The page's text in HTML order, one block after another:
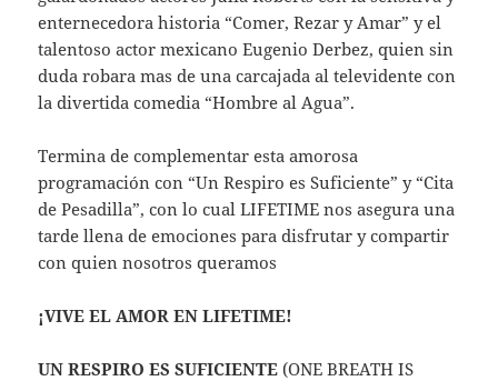
enternecedora historia “Comer, Rezar y Amar” y el
talentoso actor mexicano Eugenio Derbez, quien sin
duda robara mas de una carcajada al televidente con
la divertida comedia “Hombre al Agua”.
Termina de complementar esta amorosa
programación con “Un Respiro es Suficiente” y “Cita
de Pesadilla”, con lo cual LIFETIME nos asegura una
tarde llena de emociones para disfrutar y compartir
con quien nosotros queramos
¡VIVE EL AMOR EN LIFETIME!
UN RESPIRO ES SUFICIENTE(ONE BREATH IS